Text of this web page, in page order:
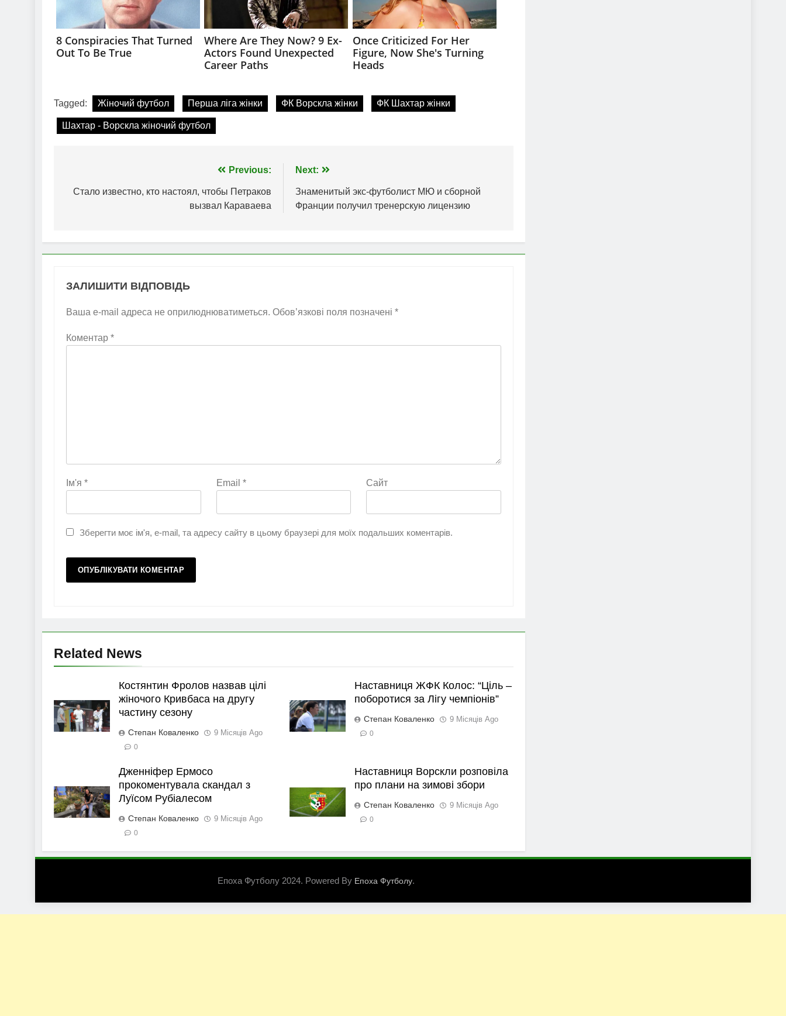
Tagged: Жіночий футбол Перша ліга жінки ФК Ворскла жінки ФК Шахтар жінки
Шахтар - Ворскла жіночий футбол
записів
Previous:
Стало известно, кто настоял, чтобы Петраков
вызвал Караваева
Next:
Знаменитый экс-футболист МЮ и сборной
Франции получил тренерскую лицензию
ЗАЛИШИТИ ВІДПОВІДЬ
Ваша e-mail адреса не оприлюднюватиметься. Обов’язкові поля позначені *
Коментар *
Ім'я * Email * Сайт
Зберегти моє ім'я, e-mail, та адресу сайту в цьому браузері для моїх подальших коментарів.
Related News
Костянтин Фролов назвав цілі
жіночого Кривбаса на другу
частину сезону
Степан Коваленко 9 Місяців Ago
0
Наставниця ЖФК Колос: “Ціль –
поборотися за Лігу чемпіонів”
Степан Коваленко 9 Місяців Ago
0
Дженніфер Ермосо
прокоментувала скандал з
Луїсом Рубіалесом
Степан Коваленко 9 Місяців Ago
0
Наставниця Ворскли розповіла
про плани на зимові збори
Степан Коваленко 9 Місяців Ago
0
Епоха Футболу 2024. Powered By Епоха Футболу.